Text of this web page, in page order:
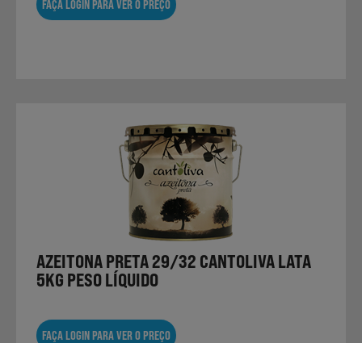
FAÇA LOGIN PARA VER O PREÇO
AZEITONA PRETA 29/32 CANTOLIVA LATA
5KG PESO LÍQUIDO
FAÇA LOGIN PARA VER O PREÇO